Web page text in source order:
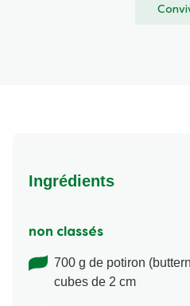
Ingrédients
non classés
700 g de potiron
cubes de 2 cm